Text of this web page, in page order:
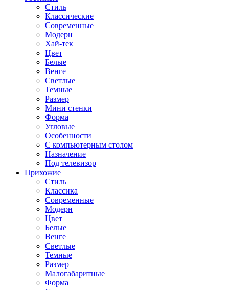
Стиль
Классические
Современные
Модерн
Хай-тек
Цвет
Белые
Венге
Светлые
Темные
Размер
Мини стенки
Форма
Угловые
Особенности
С компьютерным столом
Назначение
Под телевизор
Прихожие
Стиль
Классика
Современные
Модерн
Цвет
Белые
Венге
Светлые
Темные
Размер
Малогабаритные
Форма